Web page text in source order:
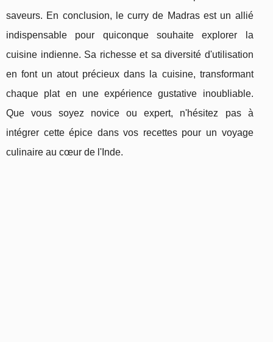
saveurs. En conclusion, le curry de Madras est un allié
indispensable pour quiconque souhaite explorer la
cuisine indienne. Sa richesse et sa diversité d'utilisation
en font un atout précieux dans la cuisine, transformant
chaque plat en une expérience gustative inoubliable.
Que vous soyez novice ou expert, n'hésitez pas à
intégrer cette épice dans vos recettes pour un voyage
culinaire au cœur de l'Inde.